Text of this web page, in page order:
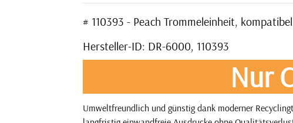
# 110393 - Peach Trommeleinheit,
Hersteller-ID: DR-6000, 110393
Nur
Umweltfreundlich und günstig dank moderner